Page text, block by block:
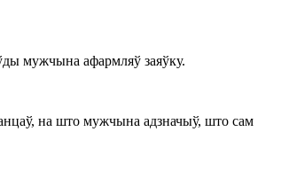
мужчына афармляў заяўку.
на што мужчына адзначыў, што сам